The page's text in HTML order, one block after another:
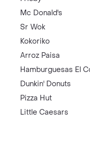
Mc Donald's
Sr Wok
Kokoriko
Arroz Paisa
Hamburguesas El
Dunkin' Donuts
Pizza Hut
Little Caesars